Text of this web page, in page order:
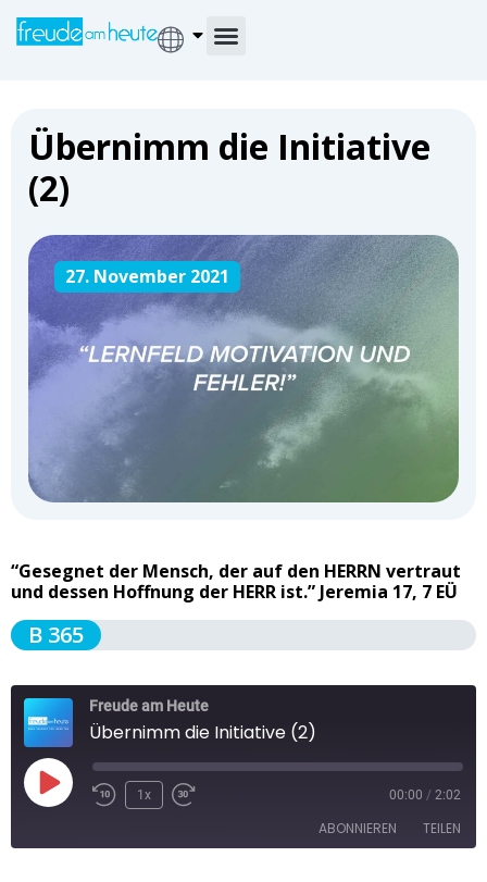
Übernimm die Initiative
(2)
27. November 2021
“Gesegnet der Mensch, der auf den HERRN vertraut
und dessen Hoffnung der HERR ist.” Jeremia 17, 7 EÜ
B 365
Freude am Heute
Übernimm die Initiative (2)
1x 00:00 / 2:02
ABONNIEREN TEILEN